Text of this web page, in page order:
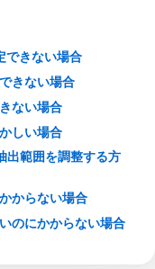
できない場合
きない場合
ない場合
しい場合
出範囲を調整する方
からない場合
のにかからない場合